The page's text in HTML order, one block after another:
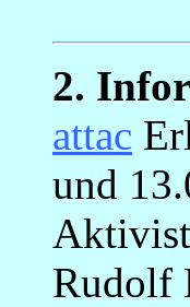
2.
attac
und
Rudolf